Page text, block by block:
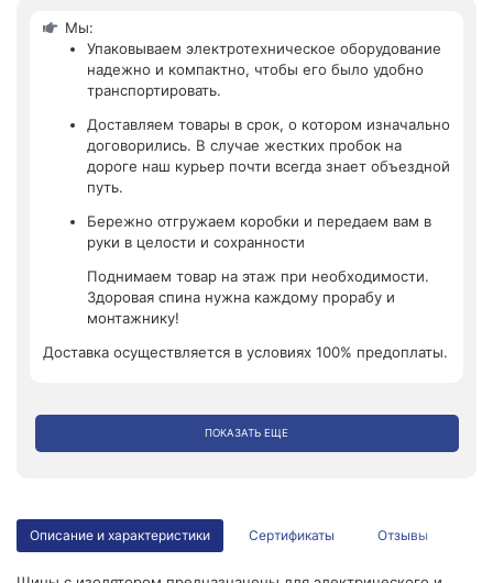
Мы:
Упаковываем электротехническое оборудование
надежно и компактно, чтобы его было удобно
транспортировать.
Доставляем товары в срок, о котором изначально
договорились. В случае жестких пробок на
дороге наш курьер почти всегда знает объездной
путь.
Бережно отгружаем коробки и передаем вам в
руки в целости и сохранности
Поднимаем товар на этаж при необходимости.
Здоровая спина нужна каждому прорабу и
монтажнику!
Доставка осуществляется в условиях 100% предоплаты.
ПОКАЗАТЬ ЕЩЕ
Описание и характеристики Сертификаты Отзывы